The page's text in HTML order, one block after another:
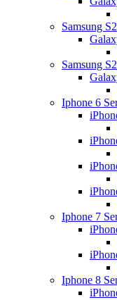
Samsung
Samsung
Iphone 6
Iphone 7
Iphone 8